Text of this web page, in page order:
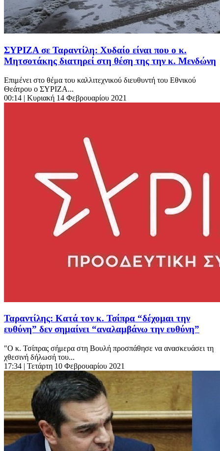
ΣΥΡΙΖΑ σε Ταραντίλη: Χυδαίο είναι που ο κ.
Μητσοτάκης διατηρεί στη θέση της την κ. Μενδώνη
Επιμένει στο θέμα του καλλιτεχνικού διευθυντή του Εθνικού
Θεάτρου ο ΣΥΡΙΖΑ...
00:14 | Κυριακή 14 Φεβρουαρίου 2021
Ταραντίλης: Κατά τον κ. Τσίπρα “δέχομαι την
ευθύνη” δεν σημαίνει “αναλαμβάνω την ευθύνη”
"O κ. Τσίπρας σήμερα στη Βουλή προσπάθησε να ανασκευάσει τη
χθεσινή δήλωσή του...
17:34 | Τετάρτη 10 Φεβρουαρίου 2021